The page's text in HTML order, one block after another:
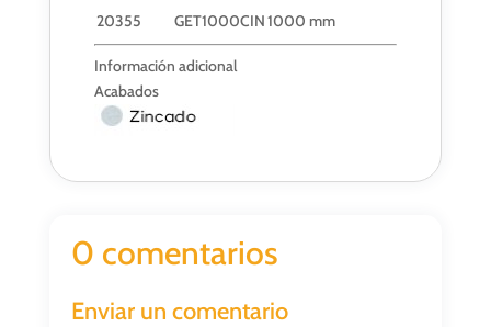
20355
GET1000CIN1000 mm
Información adicional
Acabados
0 comentarios
Enviar un comentario